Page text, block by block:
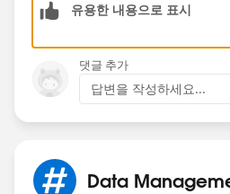
AND(
Click Add Workflow Action
Immediate Workflow
유용한 내용으로 표시
댓글 추가
답변을 작성하세요...
Data